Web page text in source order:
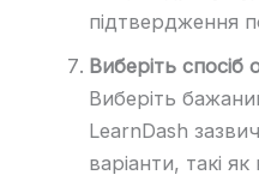
підтвердження
Виберіть спосіб
Виберіть
LearnDash
варіанти, такі